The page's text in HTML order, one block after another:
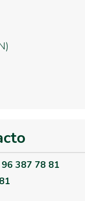
387 78 81